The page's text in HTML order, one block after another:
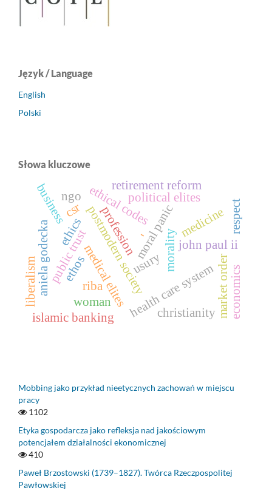
Język / Language
English
Polski
Słowa kluczowe
-
postmodern society morality
medicine
moral panic
health care system
ethos
political elites
medical elites
profession
public trust
ethical codes
ethics
market order
csr
aniela godecka
woman
retirement reform
islamic banking
riba
usury
christianity economics
businessngo
john paul ii
liberalism
respect
Mobbing jako przykład nieetycznych zachowań w miejscu
pracy
1102
Etyka gospodarcza jako refleksja nad jakościowym
potencjałem działalności ekonomicznej
410
Paweł Brzostowski (1739–1827). Twórca Rzeczpospolitej
Pawłowskiej